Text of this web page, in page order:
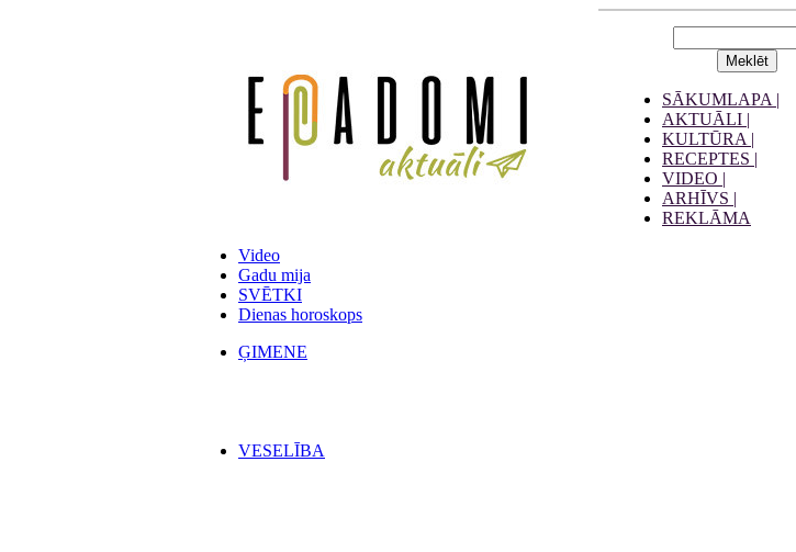
SĀKUMLAPA |
AKTUĀLI |
KULTŪRA |
RECEPTES |
VIDEO |
ARHĪVS |
REKLĀMA
Video
Gadu mija
SVĒTKI
Dienas horoskops
ĢIMENE
VESELĪBA